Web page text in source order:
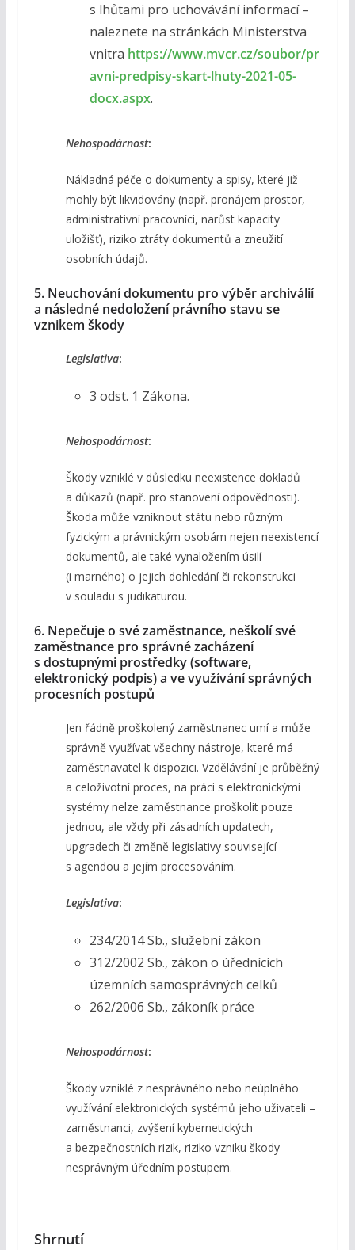
s lhůtami pro uchovávání informací –
naleznete na stránkách Ministerstva
vnitra https://www.mvcr.cz/soubor/pr
avni-predpisy-skart-lhuty-2021-05-
docx.aspx.
Nehospodárnost:
Nákladná péče o dokumenty a spisy, které již
mohly být likvidovány (např. pronájem prostor,
administrativní pracovníci, narůst kapacity
uložišť), riziko ztráty dokumentů a zneužití
osobních údajů.
5. Neuchování dokumentu pro výběr archiválií
a následné nedoložení právního stavu se
vznikem škody
Legislativa:
3 odst. 1 Zákona.
Nehospodárnost:
Škody vzniklé v důsledku neexistence dokladů
a důkazů (např. pro stanovení odpovědnosti).
Škoda může vzniknout státu nebo různým
fyzickým a právnickým osobám nejen neexistencí
dokumentů, ale také vynaložením úsilí
(i marného) o jejich dohledání či rekonstrukci
v souladu s judikaturou.
6. Nepečuje o své zaměstnance, neškolí své
zaměstnance pro správné zacházení
s dostupnými prostředky (software,
elektronický podpis) a ve využívání správných
procesních postupů
Jen řádně proškolený zaměstnanec umí a může
správně využívat všechny nástroje, které má
zaměstnavatel k dispozici. Vzdělávání je průběžný
a celoživotní proces, na práci s elektronickými
systémy nelze zaměstnance proškolit pouze
jednou, ale vždy při zásadních updatech,
upgradech či změně legislativy související
s agendou a jejím procesováním.
Legislativa:
234/2014 Sb., služební zákon
312/2002 Sb., zákon o úřednících
územních samosprávných celků
262/2006 Sb., zákoník práce
Nehospodárnost:
Škody vzniklé z nesprávného nebo neúplného
využívání elektronických systémů jeho uživateli –
zaměstnanci, zvýšení kybernetických
a bezpečnostních rizik, riziko vzniku škody
nesprávným úředním postupem.
Shrnutí